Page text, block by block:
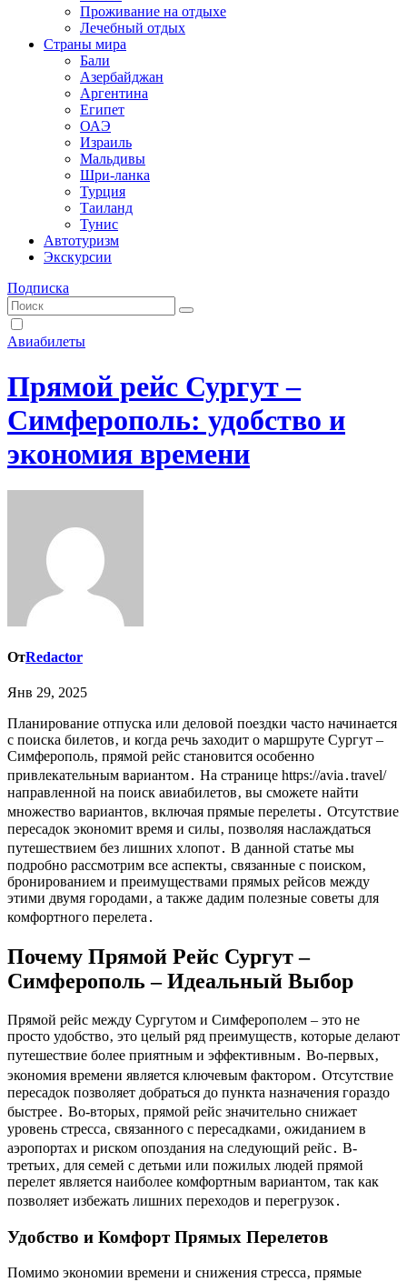
Проживание на отдыхе
Лечебный отдых
Страны мира
Бали
Азербайджан
Аргентина
Египет
ОАЭ
Израиль
Мальдивы
Шри-ланка
Турция
Таиланд
Тунис
Автотуризм
Экскурсии
Подписка
Авиабилеты
Прямой рейс Сургут –
Симферополь: удобство и
экономия времени
ОтRedactor
Янв 29, 2025
Планирование отпуска или деловой поездки часто начинается
с поиска билетов‚ и когда речь заходит о маршруте Сургут –
Симферополь‚ прямой рейс становится особенно
привлекательным вариантом․ На странице https://avia․travel/
направленной на поиск авиабилетов‚ вы сможете найти
множество вариантов‚ включая прямые перелеты․ Отсутствие
пересадок экономит время и силы‚ позволяя наслаждаться
путешествием без лишних хлопот․ В данной статье мы
подробно рассмотрим все аспекты‚ связанные с поиском‚
бронированием и преимуществами прямых рейсов между
этими двумя городами‚ а также дадим полезные советы для
комфортного перелета․
Почему Прямой Рейс Сургут ‒
Симферополь – Идеальный Выбор
Прямой рейс между Сургутом и Симферополем – это не
просто удобство‚ это целый ряд преимуществ‚ которые делают
путешествие более приятным и эффективным․ Во-первых‚
экономия времени является ключевым фактором․ Отсутствие
пересадок позволяет добраться до пункта назначения гораздо
быстрее․ Во-вторых‚ прямой рейс значительно снижает
уровень стресса‚ связанного с пересадками‚ ожиданием в
аэропортах и риском опоздания на следующий рейс․ В-
третьих‚ для семей с детьми или пожилых людей прямой
перелет является наиболее комфортным вариантом‚ так как
позволяет избежать лишних переходов и перегрузок․
Удобство и Комфорт Прямых Перелетов
Помимо экономии времени и снижения стресса‚ прямые